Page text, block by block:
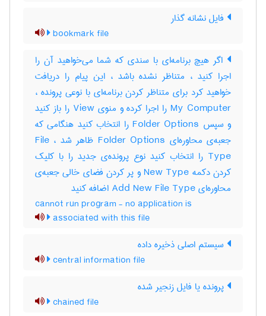
فایل نشانه گذار
bookmark file
اگر هیچ برنامه‌ای با سندی که شما می‌خواهید آن را
اجرا کنید ، متناظر نشده باشد ، این پیام را دریافت‌
خواهید کرد برای متناظر کردن برنامه‌ای با نوعی پرونده ،
My Computer را اجرا کرده و منوی View را باز کنید
و سپس‌ Folder Options را انتخاب‌ کنید هنگامی که
جعبه‌ی محاوره‌ای Folder Options ظاهر شد ، File
Type را انتخاب‌ کنید نوع پرونده‌ی جدید را با کلیک‌
کردن دکمه New Type و پر کردن فضای خالی جعبه‌ی
محاوره‌ای Add New File Type اضافه کنید
cannot run program - no application is
associated with this file
سیستم اصلی ذخیره داده
central information file
پرونده یا فایل زنجیر شده
chained file